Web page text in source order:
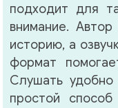
подходит для
внимание. Автор
историю, а
формат
Слушать
простой